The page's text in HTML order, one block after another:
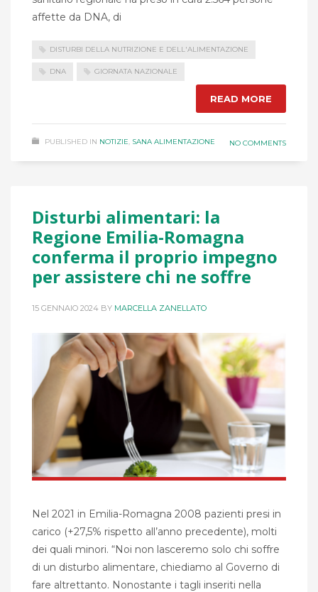
affette da DNA, di
DISTURBI DELLA NUTRIZIONE E DELL'ALIMENTAZIONE
DNA GIORNATA NAZIONALE
READ MORE
PUBLISHED IN NOTIZIE, SANA ALIMENTAZIONE NO COMMENTS
Disturbi alimentari: la
Regione Emilia-Romagna
conferma il proprio impegno
per assistere chi ne soffre
15 GENNAIO 2024 BY MARCELLA ZANELLATO
Nel 2021 in Emilia-Romagna 2008 pazienti presi in
carico (+27,5% rispetto all’anno precedente), molti
dei quali minori. “Noi non lasceremo solo chi soffre
di un disturbo alimentare, chiediamo al Governo di
fare altrettanto. Nonostante i tagli inseriti nella